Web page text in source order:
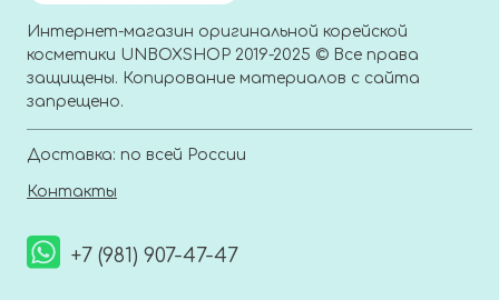
Интернет-магазин оригинальной корейской
косметики UNBOXSHOP 2019-2025 © Все права
защищены. Копирование материалов с сайта
запрещено.
Доставка: по всей России
Контакты
+7 (981) 907-47-47